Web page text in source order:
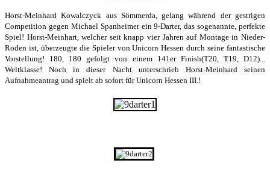
Horst-Meinhard Kowalczyck aus Sömmerda, gelang während der gestrigen
Competition gegen Michael Spanheimer ein 9-Darter, das sogenannte, perfekte
Spiel! Horst-Meinhart, welcher seit knapp vier Jahren auf Montage in Nieder-
Roden ist, überzeugte die Spieler von Unicorn Hessen durch seine fantastische
Vorstellung! 180, 180 gefolgt von einem 141er Finish(T20, T19, D12)...
Weltklasse! Noch in dieser Nacht unterschrieb Horst-Meinhard seinen
Aufnahmeantrag und spielt ab sofort für Unicorn Hessen III.!